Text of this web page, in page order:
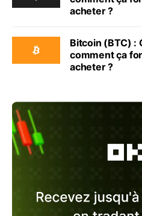
acheter ?
Bitcoin (BTC) :
comment ça
acheter ?